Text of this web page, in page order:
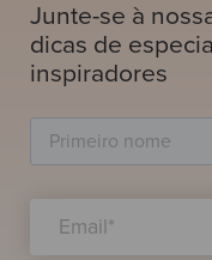
Junte-se à
dicas de
inspiradores